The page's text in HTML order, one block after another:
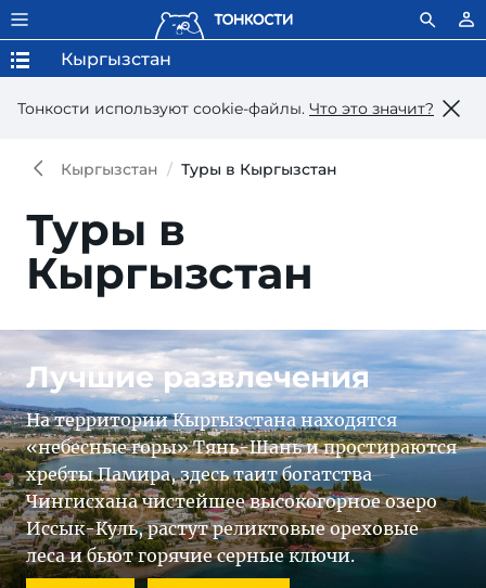
Тонкости используют сookie-файлы. Что это значит?
Кыргызстан
Кыргызстан Туры в Кыргызстан
Туры в
Кыргызстан
Лучшие развлечения
На территории Кыргызстана находятся
«небесные горы» Тянь-Шань и простираются
хребты Памира, здесь таит богатства
Чингисхана чистейшее высокогорное озеро
Иссык-Куль, растут реликтовые ореховые
леса и бьют горячие серные ключи.